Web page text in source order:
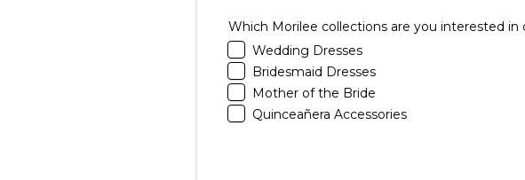
Which Morilee collections are you interested in
Wedding Dresses
Bridesmaid Dresses
Mother of the Bride
Quinceañera Accessories